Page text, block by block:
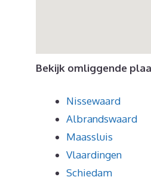
Bekijk omliggende
Nissewaard
Albrandswaard
Maassluis
Vlaardingen
Schiedam